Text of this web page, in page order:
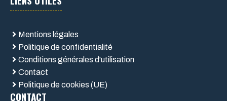
Mentions légales
Politique de confidentialité
Conditions générales d'utilisation
Contact
Politique de cookies (UE)
CONTACT